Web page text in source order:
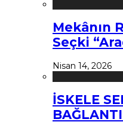
Mekânın
Seçki
Nisan 14, 2026
İSKELE